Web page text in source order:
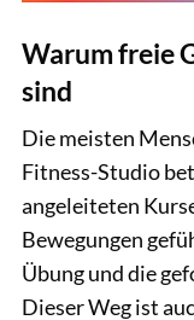
Warum freie
sind
Die meisten
Fitness-Studio
angeleiteten
Bewegungen
Übung und die
Dieser Weg ist